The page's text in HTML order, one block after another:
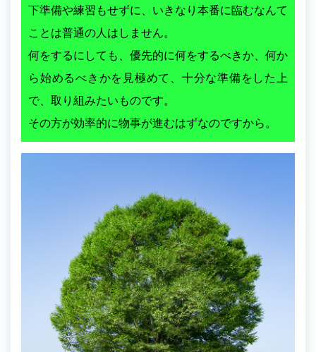
下準備や練習もせずに、いきなり本番に臨むなんて
ことは普通の人はしません。
何をするにしても、優先的に何をするべきか、何か
ら始めるべきかを見極めて、十分な準備をした上
で、取り組みたいものです。
その方が効率的に物事が進むはずなのですから。